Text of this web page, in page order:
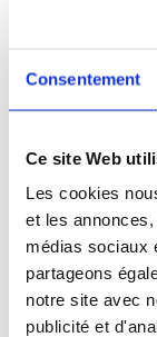
Consentement
Ce site Web
Les cookies
et les
médias sociaux
partageons
notre site avec
publicité et
Qualifications
Profil